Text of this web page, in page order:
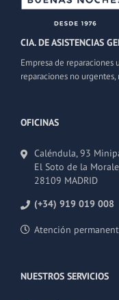
CIA. DE ASISTENCIAS
Empresa de reparaciones
reparaciones no
OFICINAS
Caléndula, 93
El Soto de la
28109 MADRID
(+34) 919 019 008
Atención
NUESTROS SERVICIOS